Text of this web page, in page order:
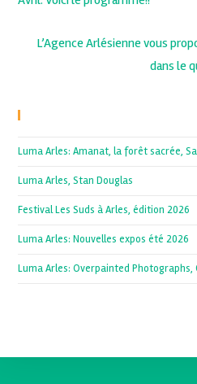
L’Agence Arlésienne vous
dans le
Luma Arles: Amanat, la forêt sacrée,
Luma Arles, Stan Douglas
Festival Les Suds à Arles, édition 2026
Luma Arles: Nouvelles expos été 2026
Luma Arles: Overpainted Photographs,